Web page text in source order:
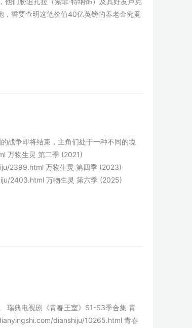
，誓要查明这笔价值40亿英镑的养老金究竟
战争即将结束，主角们处于一种不同的境
万物生灵 第二季 (2021)
2399.html 万物生灵 第四季 (2023)
2403.html 万物生灵 第六季 (2025)
瑞典电视剧《青春王室》S1-S3季合集 青
dianshiju/10265.html 青春